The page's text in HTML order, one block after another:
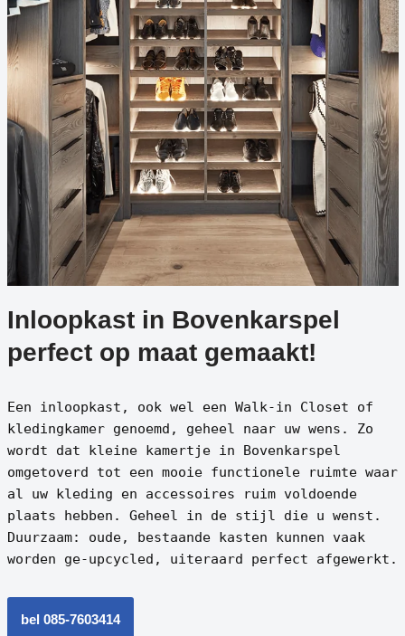
Inloopkast in Bovenkarspel
perfect op maat gemaakt!
Een inloopkast, ook wel een Walk-in Closet of
kledingkamer genoemd, geheel naar uw wens. Zo
wordt dat kleine kamertje in Bovenkarspel
omgetoverd tot een mooie functionele ruimte waar
al uw kleding en accessoires ruim voldoende
plaats hebben. Geheel in de stijl die u wenst.
Duurzaam: oude, bestaande kasten kunnen vaak
worden ge-upcycled, uiteraard perfect afgewerkt.
bel 085-7603414